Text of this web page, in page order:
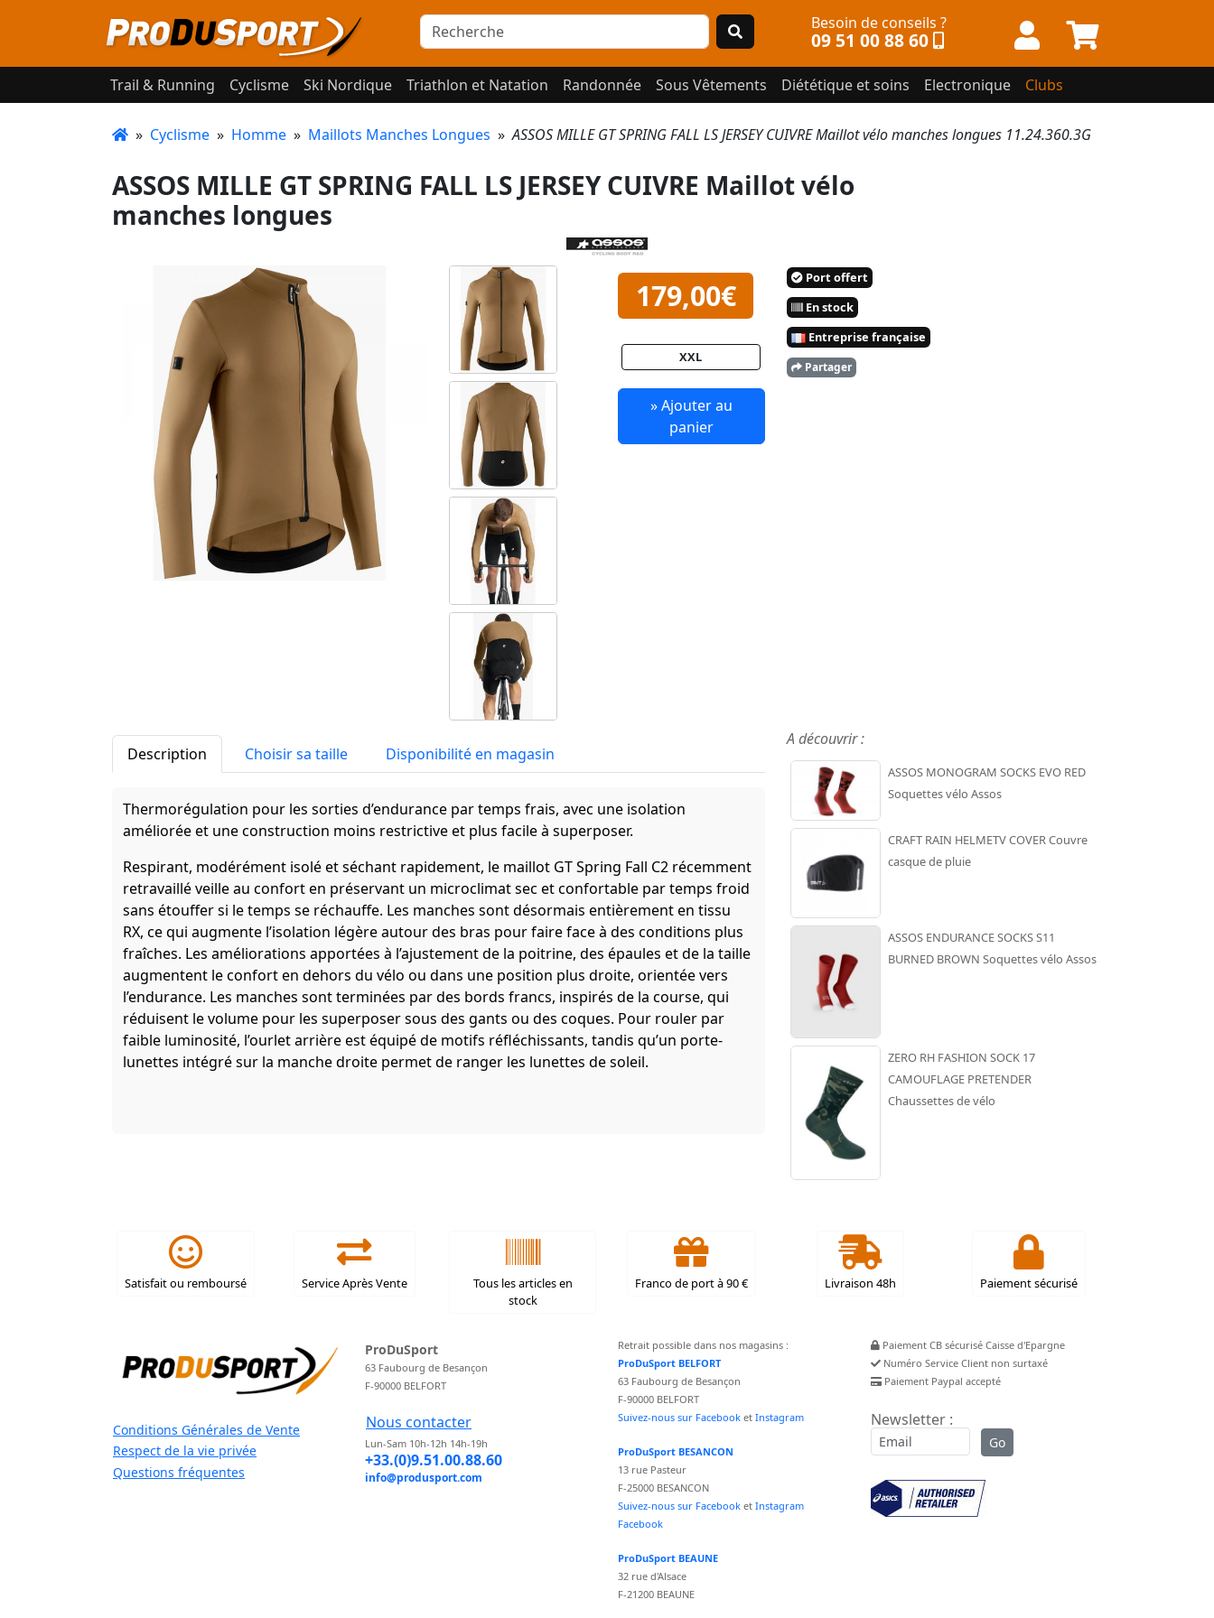
Besoin de conseils ?
09 51 00 88 60
Trail & Running Cyclisme Ski Nordique Triathlon et Natation Randonnée Sous Vêtements Diététique et soins Electronique Clubs
» Cyclisme » Homme » Maillots Manches Longues »ASSOS MILLE GT SPRING FALL LS JERSEY CUIVRE Maillot vélo manches longues 11.24.360.3G
ASSOS MILLE GT SPRING FALL LS JERSEY CUIVRE Maillot vélo
manches longues
179,00€
XXL
» Ajouter au
panier
Port offert
En stock
Entreprise française
Partager
Description Choisir sa taille Disponibilité en magasin
Thermorégulation pour les sorties d’endurance par temps frais, avec une isolation
améliorée et une construction moins restrictive et plus facile à superposer.
Respirant, modérément isolé et séchant rapidement, le maillot GT Spring Fall C2 récemment
retravaillé veille au confort en préservant un microclimat sec et confortable par temps froid
sans étouffer si le temps se réchauffe. Les manches sont désormais entièrement en tissu
RX, ce qui augmente l’isolation légère autour des bras pour faire face à des conditions plus
fraîches. Les améliorations apportées à l’ajustement de la poitrine, des épaules et de la taille
augmentent le confort en dehors du vélo ou dans une position plus droite, orientée vers
l’endurance. Les manches sont terminées par des bords francs, inspirés de la course, qui
réduisent le volume pour les superposer sous des gants ou des coques. Pour rouler par
faible luminosité, l’ourlet arrière est équipé de motifs réfléchissants, tandis qu’un porte-
lunettes intégré sur la manche droite permet de ranger les lunettes de soleil.
A découvrir :
ASSOS MONOGRAM SOCKS EVO RED
Soquettes vélo Assos
CRAFT RAIN HELMETV COVER Couvre
casque de pluie
ASSOS ENDURANCE SOCKS S11
BURNED BROWN Soquettes vélo Assos
ZERO RH FASHION SOCK 17
CAMOUFLAGE PRETENDER
Chaussettes de vélo
Satisfait ou remboursé Service Après Vente
Tous les articles en
stock
Franco de port à 90 € Livraison 48h Paiement sécurisé
Conditions Générales de Vente
Respect de la vie privée
Questions fréquentes
ProDuSport
63 Faubourg de Besançon
F-90000 BELFORT
Nous contacter
Lun-Sam 10h-12h 14h-19h
+33.(0)9.51.00.88.60
info@produsport.com
Retrait possible dans nos magasins :
ProDuSport BELFORT
63 Faubourg de Besançon
F-90000 BELFORT
Suivez-nous sur Facebook et Instagram
ProDuSport BESANCON
13 rue Pasteur
F-25000 BESANCON
Suivez-nous sur Facebook et Instagram
Facebook
ProDuSport BEAUNE
32 rue d'Alsace
F-21200 BEAUNE
Paiement CB sécurisé Caisse d'Epargne
Numéro Service Client non surtaxé
Paiement Paypal accepté
Newsletter :